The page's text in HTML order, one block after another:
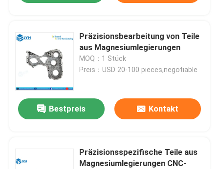
Präzisionsbearbeitung von Teile
aus Magnesiumlegierungen
MOQ：1 Stück
Preis：USD 20-100 pieces,negotiable
Bestpreis Kontakt
Präzisionsspezifische Teile aus
Magnesiumlegierungen CNC-